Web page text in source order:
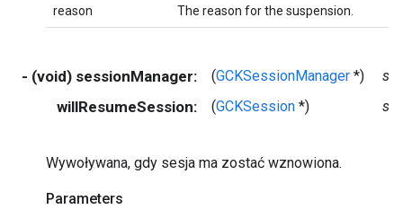
reason The reason for the suspension.
- (void) sessionManager: (GCKSessionManager *)
willResumeSession: (GCKSession *)
Wywoływana, gdy sesja ma zostać wznowiona.
Parameters